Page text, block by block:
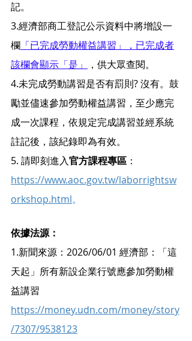
記。
3.經濟部商工登記公示資料中將增設一
欄 「已完成勞動權益講習」，已完成者
該欄會顯示「是」
，供大眾查閱。
4.未完成勞動講習是否有罰則? 沒有。鼓
勵並儘速參加勞動權益講習，至少應完
成一次課程，依規定完成講習並經系統
註記後，該紀錄即為有效。
5. 請即刻進入官方課程專區 ：
https://www.aoc.gov.tw/laborrightsw
orkshop.html。
依據法源：
1.新聞來源：2026/06/01 經濟部：「這
天起」所有新設企業行號應參加勞動權
益講習
https://money.udn.com/money/story
/7307/9538123